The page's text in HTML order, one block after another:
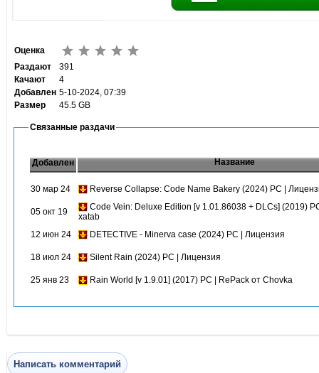
Оценка
Раздают
391
Качают
4
Добавлен 5-10-2024, 07:39
Размер
45.5 GB
Связанные раздачи
Добавлен Название
30 мар 24 Reverse Collapse: Code Name Bakery (2024) PC |
05 окт 19
Code Vein: Deluxe Edition [v 1.01.86038 + DLCs] (2019)
xatab
12 июн 24
DETECTIVE - Minerva case (2024) PC | Лицензия
18 июл 24 Silent Rain (2024) PC | Лицензия
25 янв 23 Rain World [v 1.9.01] (2017) PC | RePack от Chovka
Написать комментарий